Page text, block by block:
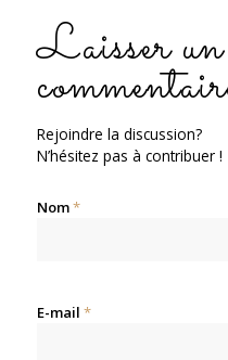
Laisser un
Rejoindre la discussion?
N’hésitez pas à contribuer !
Nom*
E-mail *